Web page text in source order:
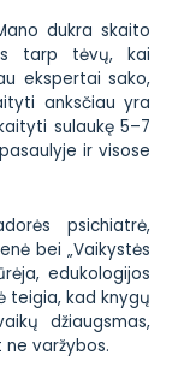
dukra skaito
tarp tėvų, kai
ekspertai sako,
anksčiau yra
sulaukę 5–7
ir visose
psichiatrė,
bei „Vaikystės
edukologijos
teigia, kad knygų
džiaugsmas,
varžybos.